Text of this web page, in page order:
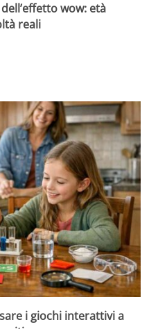
wow: età
reali
i giochi interattivi a